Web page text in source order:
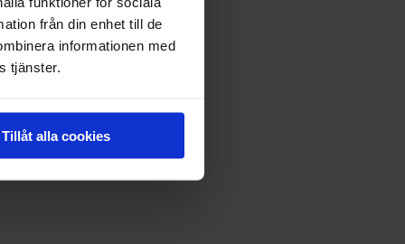
från din enhet till de
informationen med
tjänster.
Tillåt alla cookies